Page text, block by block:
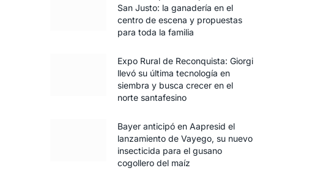
San Justo: la ganadería en el
centro de escena y propuestas
para toda la familia
Expo Rural de Reconquista: Giorgi
llevó su última tecnología en
siembra y busca crecer en el
norte santafesino
Bayer anticipó en Aapresid el
lanzamiento de Vayego, su nuevo
insecticida para el gusano
cogollero del maíz